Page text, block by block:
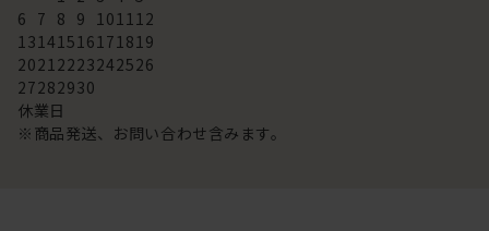
6 7 8 9 10 11 12
13 14 15 16 17 18 19
2021 2223242526
27282930
休業日
※商品発送、お問い合わせ含みます。